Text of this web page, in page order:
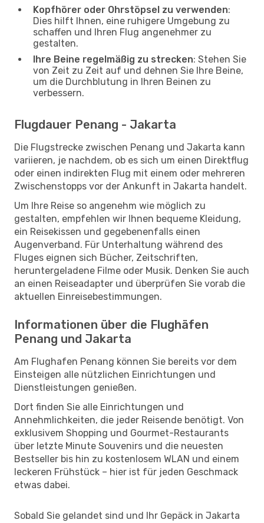
Kopfhörer oder Ohrstöpsel zu verwenden:
Dies hilft Ihnen, eine ruhigere Umgebung zu
schaffen und Ihren Flug angenehmer zu
gestalten.
Ihre Beine regelmäßig zu strecken: Stehen Sie
von Zeit zu Zeit auf und dehnen Sie Ihre Beine,
um die Durchblutung in Ihren Beinen zu
verbessern.
Flugdauer Penang - Jakarta
Die Flugstrecke zwischen Penang und Jakarta kann
variieren, je nachdem, ob es sich um einen Direktflug
oder einen indirekten Flug mit einem oder mehreren
Zwischenstopps vor der Ankunft in Jakarta handelt.
Um Ihre Reise so angenehm wie möglich zu
gestalten, empfehlen wir Ihnen bequeme Kleidung,
ein Reisekissen und gegebenenfalls einen
Augenverband. Für Unterhaltung während des
Fluges eignen sich Bücher, Zeitschriften,
heruntergeladene Filme oder Musik. Denken Sie auch
an einen Reiseadapter und überprüfen Sie vorab die
aktuellen Einreisebestimmungen.
Informationen über die Flughäfen
Penang und Jakarta
Am Flughafen Penang können Sie bereits vor dem
Einsteigen alle nützlichen Einrichtungen und
Dienstleistungen genießen.
Dort finden Sie alle Einrichtungen und
Annehmlichkeiten, die jeder Reisende benötigt. Von
exklusivem Shopping und Gourmet-Restaurants
über letzte Minute Souvenirs und die neuesten
Bestseller bis hin zu kostenlosem WLAN und einem
leckeren Frühstück – hier ist für jeden Geschmack
etwas dabei.
Sobald Sie gelandet sind und Ihr Gepäck in Jakarta